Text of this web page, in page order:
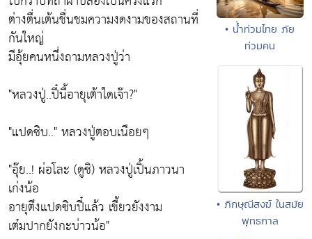
ต่างตื่นเต้นชื่นชมความงดงามของสถานที่
กันใหญ่
มีอุ้ยคนหนึ่งถามหลวงปู่ว่า
"หลวงปู่..ปี๋นี้อายุเต้าใดเจ๊า?"
"แปดซิบ.." หลวงปู่ตอบเนือยๆ
"อุ๊ย..! ผ่อโละ (ดูซิ) หลวงปู่เปิ้นภาวนา
เก่งน้อ
อายุตึงแปดซิบปี๋แล้ว เขี้ยวยังงาม
เต๋มปากยังกะบ่าวน้อ"
• น้ำท่วมไทย ภัย
ท่วมคน
• ภิกษุณีสงฆ์ ในสมัย
พุทธกาล